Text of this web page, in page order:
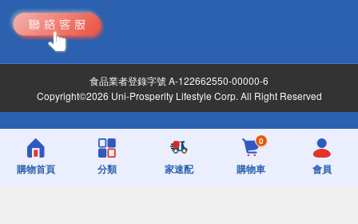
食品業者登錄字號 A-122662550-00000-6
Copyright©2026 Uni-Prosperity Lifestyle Corp. All Right Reserved
購物首頁 分類 家速配
0
購物車 會員